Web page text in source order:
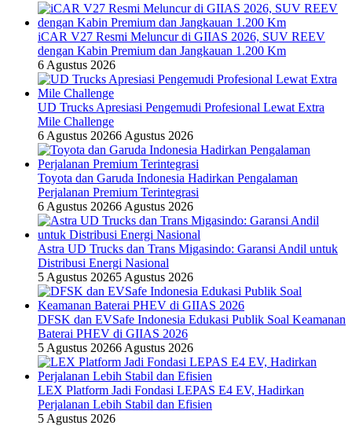
iCAR V27 Resmi Meluncur di GIIAS 2026, SUV REEV
dengan Kabin Premium dan Jangkauan 1.200 Km
6 Agustus 2026
UD Trucks Apresiasi Pengemudi Profesional Lewat Extra
Mile Challenge
6 Agustus 20266 Agustus 2026
Toyota dan Garuda Indonesia Hadirkan Pengalaman
Perjalanan Premium Terintegrasi
6 Agustus 20266 Agustus 2026
Astra UD Trucks dan Trans Migasindo: Garansi Andil untuk
Distribusi Energi Nasional
5 Agustus 20265 Agustus 2026
DFSK dan EVSafe Indonesia Edukasi Publik Soal Keamanan
Baterai PHEV di GIIAS 2026
5 Agustus 20266 Agustus 2026
LEX Platform Jadi Fondasi LEPAS E4 EV, Hadirkan
Perjalanan Lebih Stabil dan Efisien
5 Agustus 2026